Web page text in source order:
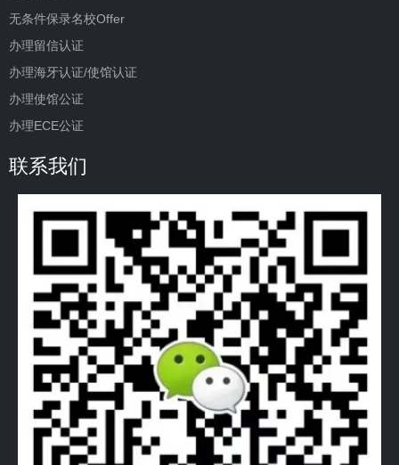
无条件保录名校Offer
办理留信认证
办理海牙认证/使馆认证
办理使馆公证
办理ECE公证
联系我们